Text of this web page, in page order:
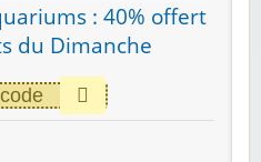
: 40% offert
du Dimanche